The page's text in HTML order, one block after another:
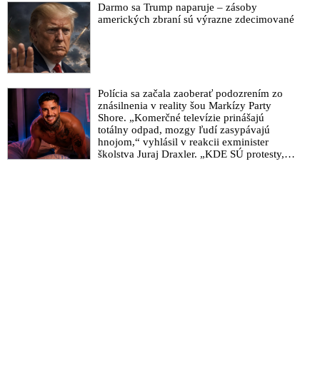
Darmo sa Trump naparuje – zásoby
amerických zbraní sú výrazne zdecimované
Polícia sa začala zaoberať podozrením zo
znásilnenia v reality šou Markízy Party
Shore. „Komerčné televízie prinášajú
totálny odpad, mozgy ľudí zasypávajú
hnojom,“ vyhlásil v reakcii exminister
školstva Juraj Draxler. „KDE SÚ protesty,